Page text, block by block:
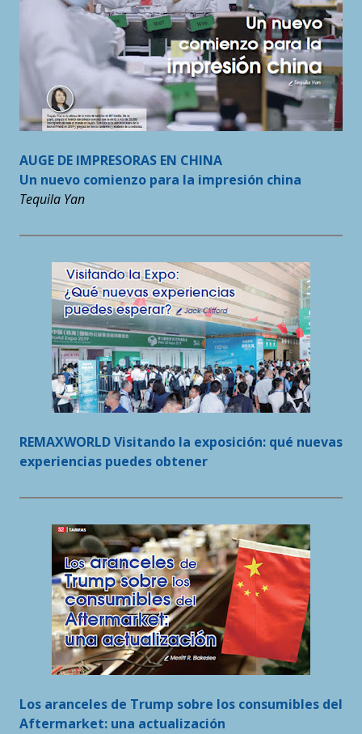
AUGE DE IMPRESORAS EN CHINA
Un nuevo comienzo para la impresión china
Tequila Yan
REMAXWORLD Visitando la exposición: qué nuevas
experiencias puedes obtener
Los aranceles de Trump sobre los consumibles del
Aftermarket: una actualización